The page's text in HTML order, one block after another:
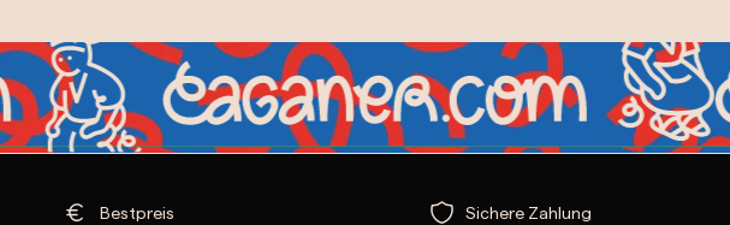
Bestpreis Sichere Zahlung